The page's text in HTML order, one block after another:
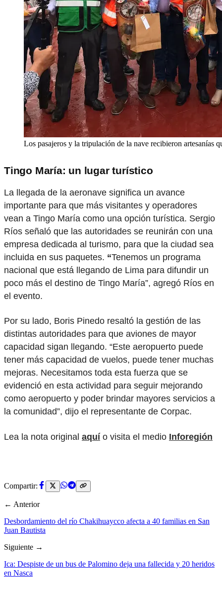
Los pasajeros y la tripulación de la nave recibieron artesanías
Tingo María: un lugar turístico
La llegada de la aeronave significa un avance
importante para que más visitantes y operadores
vean a Tingo María como una opción turística. Sergio
Ríos señaló que las autoridades se reunirán con una
empresa dedicada al turismo, para que la ciudad sea
incluida en sus paquetes. “Tenemos un programa
nacional que está llegando de Lima para difundir un
poco más el destino de Tingo María”, agregó Ríos en
el evento.
Por su lado, Boris Pinedo resaltó la gestión de las
distintas autoridades para que aviones de mayor
capacidad sigan llegando. “Este aeropuerto puede
tener más capacidad de vuelos, puede tener muchas
mejoras. Necesitamos toda esta fuerza que se
evidenció en esta actividad para seguir mejorando
como aeropuerto y poder brindar mayores servicios a
la comunidad”, dijo el representante de Corpac.
Lea la nota original aquí o visita el medio Inforegión
Compartir:
← Anterior
Desbordamiento del río Chakihuaycco afecta a 40 familias en San
Juan Bautista
Siguiente →
Ica: Despiste de un bus de Palomino deja una fallecida y 20 heridos
en Nasca